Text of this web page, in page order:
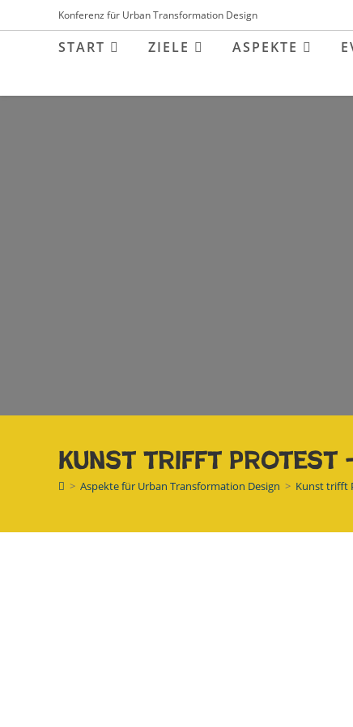
Konferenz für Urban Transformation Design
START ZIELE ASPEKTE
Kunst trifft Protest
> Aspekte für Urban Transformation Design > Kunst trifft